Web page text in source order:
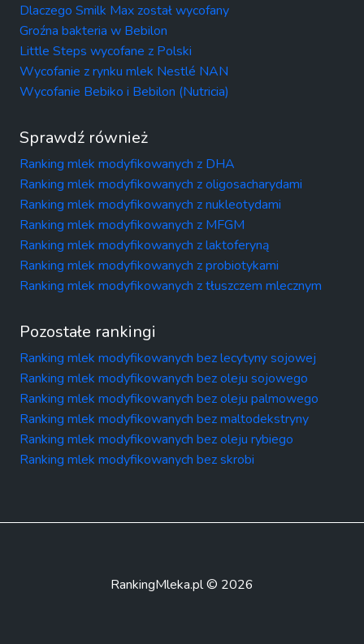
Dlaczego Smilk Max został wycofany
Groźna bakteria w Bebilon
Little Steps wycofane z Polski
Wycofanie z rynku mlek Nestlé NAN
Wycofanie Bebiko i Bebilon (Nutricia)
Sprawdź również
Ranking mlek modyfikowanych z DHA
Ranking mlek modyfikowanych z oligosacharydami
Ranking mlek modyfikowanych z nukleotydami
Ranking mlek modyfikowanych z MFGM
Ranking mlek modyfikowanych z laktoferyną
Ranking mlek modyfikowanych z probiotykami
Ranking mlek modyfikowanych z tłuszczem mlecznym
Pozostałe rankingi
Ranking mlek modyfikowanych bez lecytyny sojowej
Ranking mlek modyfikowanych bez oleju sojowego
Ranking mlek modyfikowanych bez oleju palmowego
Ranking mlek modyfikowanych bez maltodekstryny
Ranking mlek modyfikowanych bez oleju rybiego
Ranking mlek modyfikowanych bez skrobi
RankingMleka.pl © 2026